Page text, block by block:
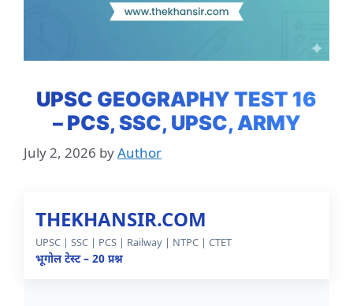
UPSC GEOGRAPHY TEST 16
– PCS, SSC, UPSC, ARMY
July 2, 2026 byAuthor
THEKHANSIR.COM
UPSC | SSC | PCS | Railway | NTPC | CTET
भूगोल टेस्ट – 20 प्रश्न